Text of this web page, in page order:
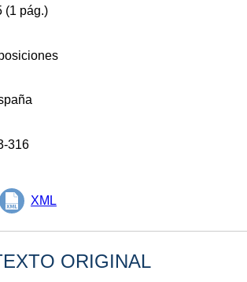
(1 pág.)
316
XML
ORIGINAL